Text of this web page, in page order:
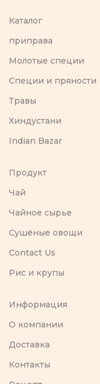
Каталог
приправа
Молотые специи
Специи и пряности
Травы
Хиндустани
Indian Bazar
Продукт
Чай
Чайное сырье
Сушёные овощи
Contact Us
Рис и крупы
Информация
O компании
Доставка
Контакты